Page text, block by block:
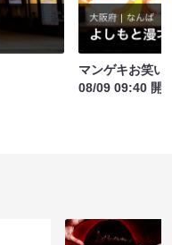
マンゲキお笑い
08/09 09:40 開